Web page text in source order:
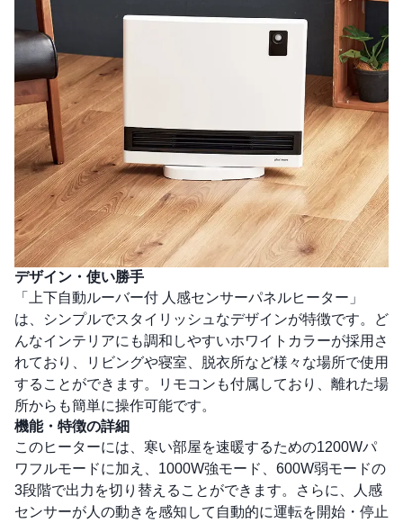
デザイン・使い勝手
「上下自動ルーバー付 人感センサーパネルヒーター」
は、シンプルでスタイリッシュなデザインが特徴です。ど
んなインテリアにも調和しやすいホワイトカラーが採用さ
れており、リビングや寝室、脱衣所など様々な場所で使用
することができます。リモコンも付属しており、離れた場
所からも簡単に操作可能です。
機能・特徴の詳細
このヒーターには、寒い部屋を速暖するための1200Wパ
ワフルモードに加え、1000W強モード、600W弱モードの
3段階で出力を切り替えることができます。さらに、人感
センサーが人の動きを感知して自動的に運転を開始・停止